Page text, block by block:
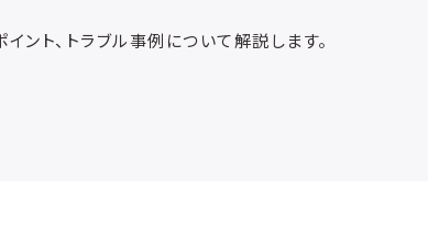
ント、トラブル事例について解説します。